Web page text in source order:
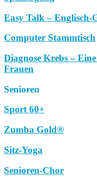
Easy Talk – Englisch-
Computer Stammtisch
Diagnose Krebs –
Frauen
Senioren
Sport 60+
Zumba Gold®
Sitz-Yoga
Senioren-Chor